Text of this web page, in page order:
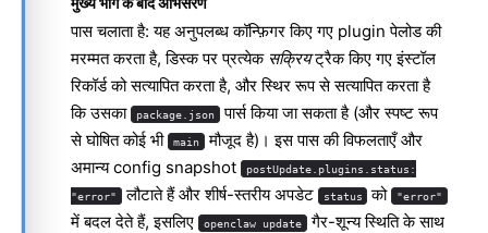
पास चलाता है: यह अनुपलब्ध कॉन्फ़िगर किए गए plugin पेलोड की
मरम्मत करता है, डिस्क पर प्रत्येक सक्रियट्रैक किए गए इंस्टॉल
रिकॉर्ड को सत्यापित करता है, और स्थिर रूप से सत्यापित करता है
कि उसका
package.json पार्स किया जा सकता है (और स्पष्ट रूप
से घोषित कोई भी
main मौजूद है)। इस पास की विफलताएँ और
अमान्य config snapshot
postUpdate.plugins.status:
"error" लौटाते हैं और शीर्ष-स्तरीय अपडेट status को "error"
में बदल देते हैं, इसलिए openclaw update गैर-शून्य स्थिति के साथ